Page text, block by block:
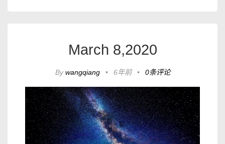
March 8,2020
Bywangqiang • 6年前 • 0条评论